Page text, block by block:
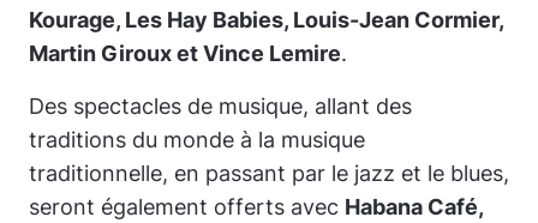
Kourage, Les Hay Babies, Louis-Jean Cormier,
Martin Giroux et Vince Lemire.
Des spectacles de musique, allant des
traditions du monde à la musique
traditionnelle, en passant par le jazz et le blues,
seront également offerts avec Habana Café,